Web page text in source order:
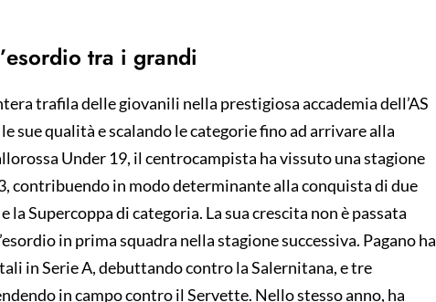
tra i grandi
trafila delle giovanili nella prestigiosa accademia dell’AS
sue qualità e scalando le categorie fino ad arrivare alla
Under 19, il centrocampista ha vissuto una stagione
contribuendo in modo determinante alla conquista di due
Supercoppa di categoria. La sua crescita non è passata
in prima squadra nella stagione successiva. Pagano ha
in Serie A, debuttando contro la Salernitana, e tre
in campo contro il Servette. Nello stesso anno, ha